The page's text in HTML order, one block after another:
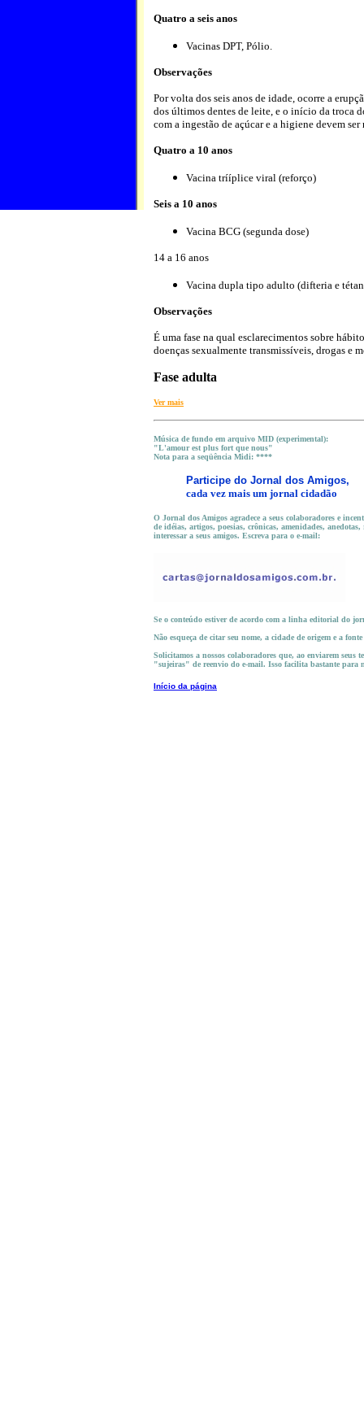
Quatro a seis anos
Vacinas DPT, Pólio.
Observações
Por volta dos seis anos de idade, ocorre a
dos últimos dentes de leite, e o início da troca
com a ingestão de açúcar e a higiene devem ser
Quatro a 10 anos
Vacina trííplice viral (reforço)
Seis a 10 anos
Vacina BCG (segunda dose)
14 a 16 anos
Vacina dupla tipo adulto (difteria e
Observações
É uma fase na qual esclarecimentos sobre
doenças sexualmente transmissíveis, drogas e
Fase adulta
Ver mais
Música de fundo em arquivo MID (experimental):
"L'amour est plus fort que nous"
Nota para a seqüência Midi: ****
Participe do Jornal dos Amigos,
cada vez mais um jornal cidadão
O Jornal dos Amigos agradece a seus colaboradores e
de idéias, artigos, poesias, crônicas, amenidades,
interessar a seus amigos. Escreva para o e-mail:
Se o conteúdo estiver de acordo com a linha editorial do
Não esqueça de citar seu nome, a cidade de origem e a
Solicitamos a nossos colaboradores que, ao enviarem
"sujeiras" de reenvio do e-mail. Isso facilita bastante para
Início da página